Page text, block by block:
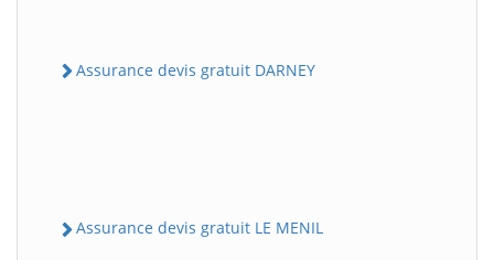
Assurance devis gratuit DARNEY
Assurance devis gratuit LE MENIL